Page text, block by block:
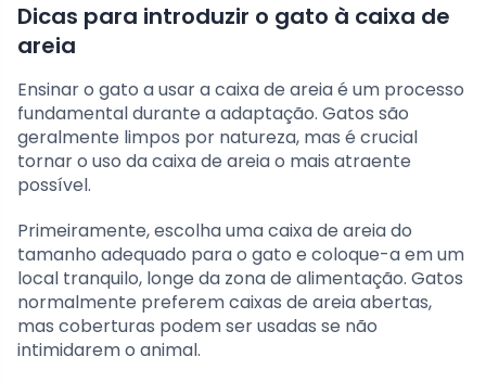
Dicas para introduzir o gato à caixa de
areia
Ensinar o gato a usar a caixa de areia é um processo
fundamental durante a adaptação. Gatos são
geralmente limpos por natureza, mas é crucial
tornar o uso da caixa de areia o mais atraente
possível.
Primeiramente, escolha uma caixa de areia do
tamanho adequado para o gato e coloque-a em um
local tranquilo, longe da zona de alimentação. Gatos
normalmente preferem caixas de areia abertas,
mas coberturas podem ser usadas se não
intimidarem o animal.